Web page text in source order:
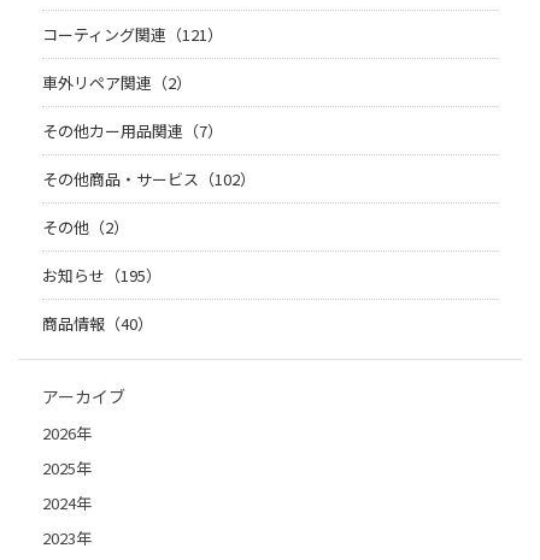
コーティング関連（121）
車外リペア関連（2）
その他カー用品関連（7）
その他商品・サービス（102）
その他（2）
お知らせ（195）
商品情報（40）
アーカイブ
2026年
2025年
2024年
2023年